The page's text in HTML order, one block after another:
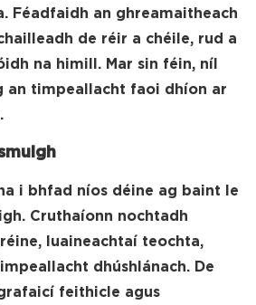
Féadfaidh an ghreamaitheach
de réir a chéile, rud a
na himill. Mar sin féin, níl
an timpeallacht faoi dhíon ar
i bhfad níos déine ag baint le
Cruthaíonn nochtadh
luaineachtaí teochta,
dhúshlánach. De
feithicle agus